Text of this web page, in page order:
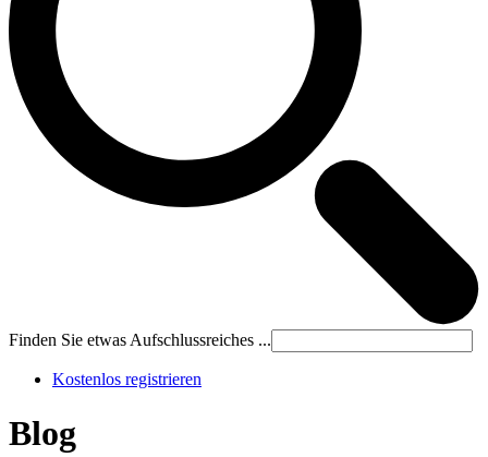
Finden Sie etwas Aufschlussreiches ...
Kostenlos registrieren
Blog